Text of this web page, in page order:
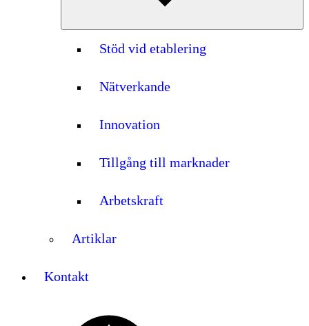
Stöd vid etablering
Nätverkande
Innovation
Tillgång till marknader
Arbetskraft
Artiklar
Kontakt